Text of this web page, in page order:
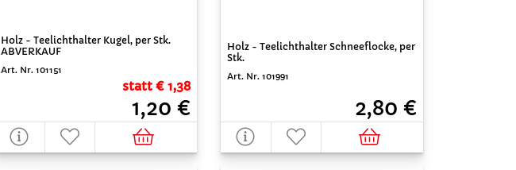
Holz - Teelichthalter Kugel, per Stk.
ABVERKAUF
Art. Nr. 101151
statt € 1,38
1,20 €
Holz - Teelichthalter Schneeflocke, per
Stk.
Art. Nr. 101991
2,80 €